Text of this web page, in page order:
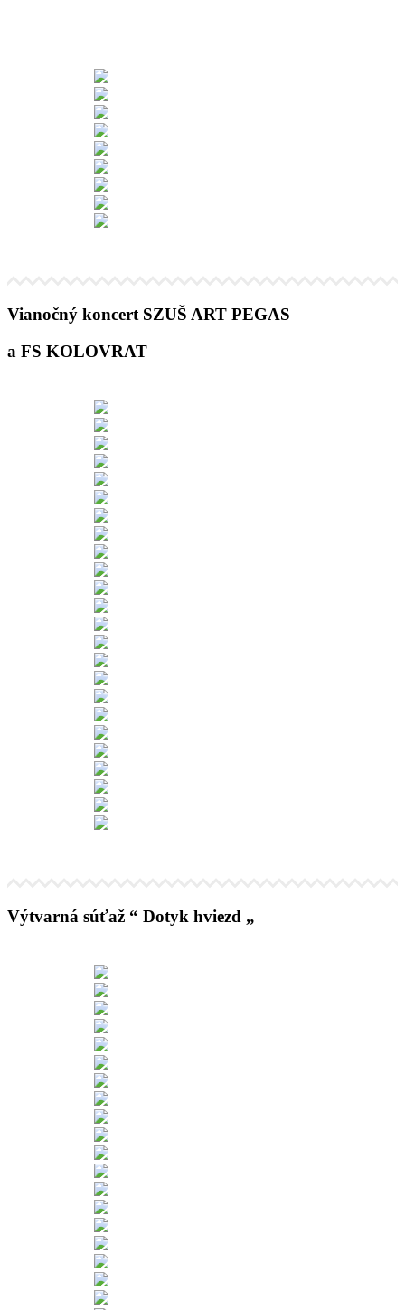
Vianočný koncert SZUŠ ART PEGAS
a FS KOLOVRAT
Výtvarná súťaž “ Dotyk hviezd „